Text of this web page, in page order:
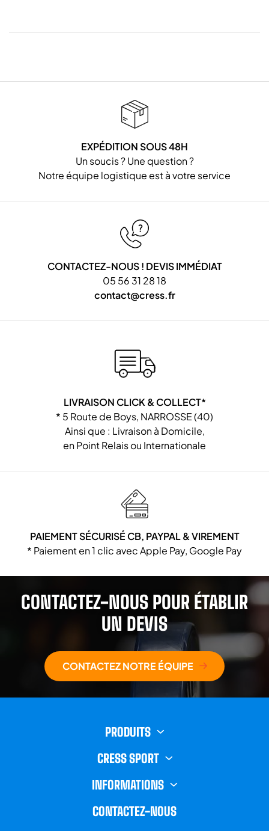
EXPÉDITION SOUS 48H
Un soucis ? Une question ?
Notre équipe logistique est à votre service
CONTACTEZ-NOUS ! DEVIS IMMÉDIAT
05 56 31 28 18
contact@cress.fr
LIVRAISON CLICK & COLLECT*
* 5 Route de Boys, NARROSSE (40)
Ainsi que : Livraison à Domicile,
en Point Relais ou Internationale
PAIEMENT SÉCURISÉ CB, PAYPAL & VIREMENT
* Paiement en 1 clic avec Apple Pay, Google Pay
CONTACTEZ-NOUS POUR ÉTABLIR
UN DEVIS
CONTACTEZ NOTRE ÉQUIPE
PRODUITS
CRESS SPORT
INFORMATIONS
CONTACTEZ-NOUS